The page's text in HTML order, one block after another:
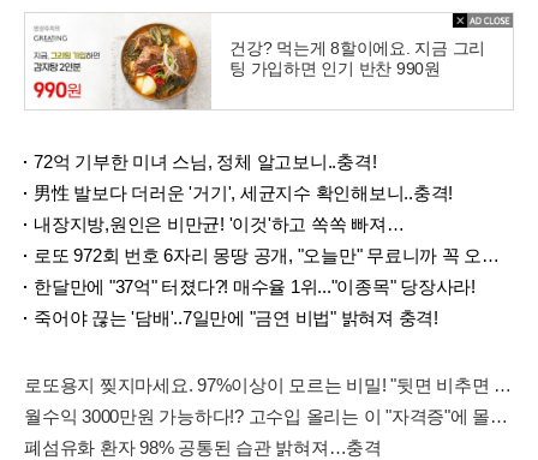
건강? 먹는게 8할이에요. 지금 그리
팅 가입하면 인기 반찬 990원
72억 기부한 미녀 스님, 정체 알고보니..충격!
男性 발보다 더러운 '거기', 세균지수 확인해보니..충격!
내장지방,원인은 비만균! '이것'하고 쏙쏙 빠져…
로또 972회 번호 6자리 몽땅 공개, "오늘만" 무료니까 꼭 오늘 확인하세요.
한달만에 "37억" 터졌다?! 매수율 1위..."이종목" 당장사라!
죽어야 끊는 '담배'..7일만에 "금연 비법" 밝혀져 충격!
로또용지 찢지마세요. 97%이상이 모르는 비밀! "뒷면 비추면 번호 보인다!?"
월수익 3000만원 가능하다!? 고수입 올리는 이 "자격증"에 몰리는 이유 알고보니…
폐섬유화 환자 98% 공통된 습관 밝혀져…충격